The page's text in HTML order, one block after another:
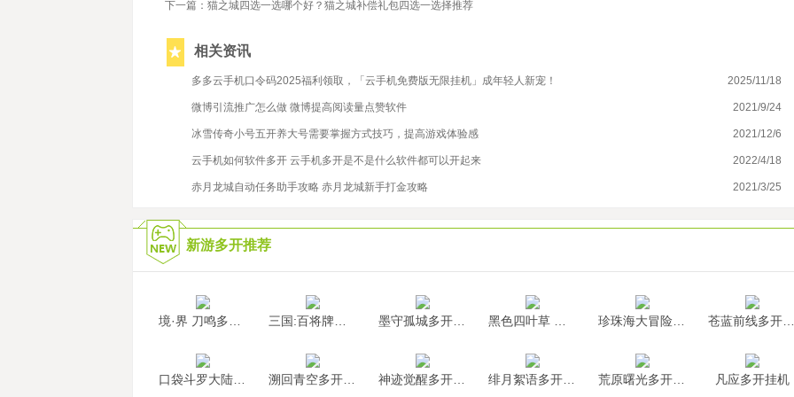
下一篇：猫之城四选一选哪个好？猫之城补偿礼包四选一选择推荐
相关资讯
多多云手机口令码2025福利领取，「云手机免费版无限挂机」成年轻人新宠！ 2025/11/18
微博引流推广怎么做 微博提高阅读量点赞软件 2021/9/24
冰雪传奇小号五开养大号需要掌握方式技巧，提高游戏体验感 2021/12/6
云手机如何软件多开 云手机多开是不是什么软件都可以开起来 2022/4/18
赤月龙城自动任务助手攻略 赤月龙城新手打金攻略 2021/3/25
新游多开推荐
凡应多开挂机